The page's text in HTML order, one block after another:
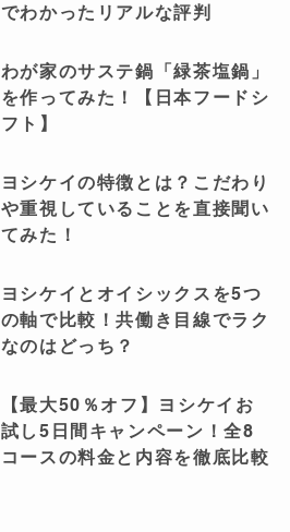
でわかったリアルな評判
わが家のサステ鍋「緑茶塩鍋」
を作ってみた！【日本フードシ
フト】
ヨシケイの特徴とは？こだわり
や重視していることを直接聞い
てみた！
ヨシケイとオイシックスを5つ
の軸で比較！共働き目線でラク
なのはどっち？
【最大50％オフ】ヨシケイお
試し5日間キャンペーン！全8
コースの料金と内容を徹底比較